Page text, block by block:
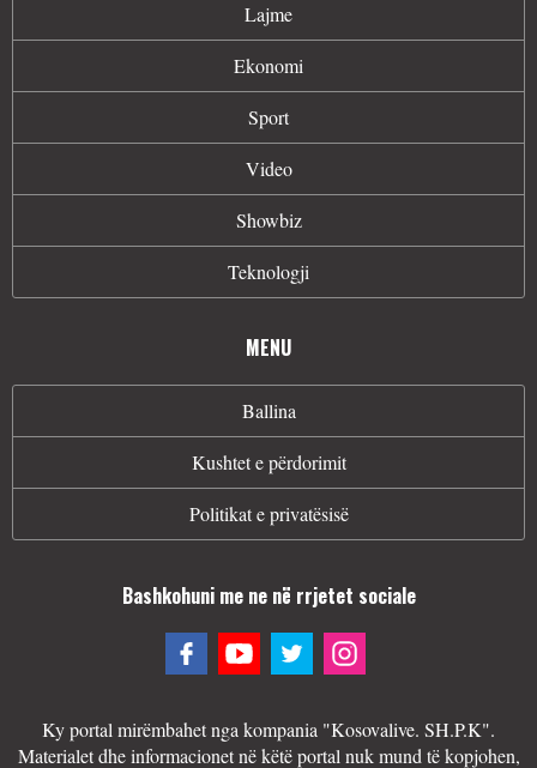
Lajme
Ekonomi
Sport
Video
Showbiz
Teknologji
MENU
Ballina
Kushtet e përdorimit
Politikat e privatësisë
Bashkohuni me ne në rrjetet sociale
Ky portal mirëmbahet nga kompania "Kosovalive. SH.P.K".
Materialet dhe informacionet në këtë portal nuk mund të kopjohen,